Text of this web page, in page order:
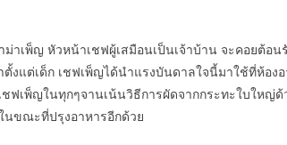
ม่าเพ็ญ หัวหน้าเชฟผู้เสมือนเป็นเจ้าบ้าน จะคอยต้อ
งแต่เด็ก เชฟเพ็ญได้นำแรงบันดาลใจนี้มาใช้ที่ห้อ
ชฟเพ็ญในทุกๆจานเน้นวิธีการผัดจากกระทะใบให
นขณะที่ปรุงอาหารอีกด้วย